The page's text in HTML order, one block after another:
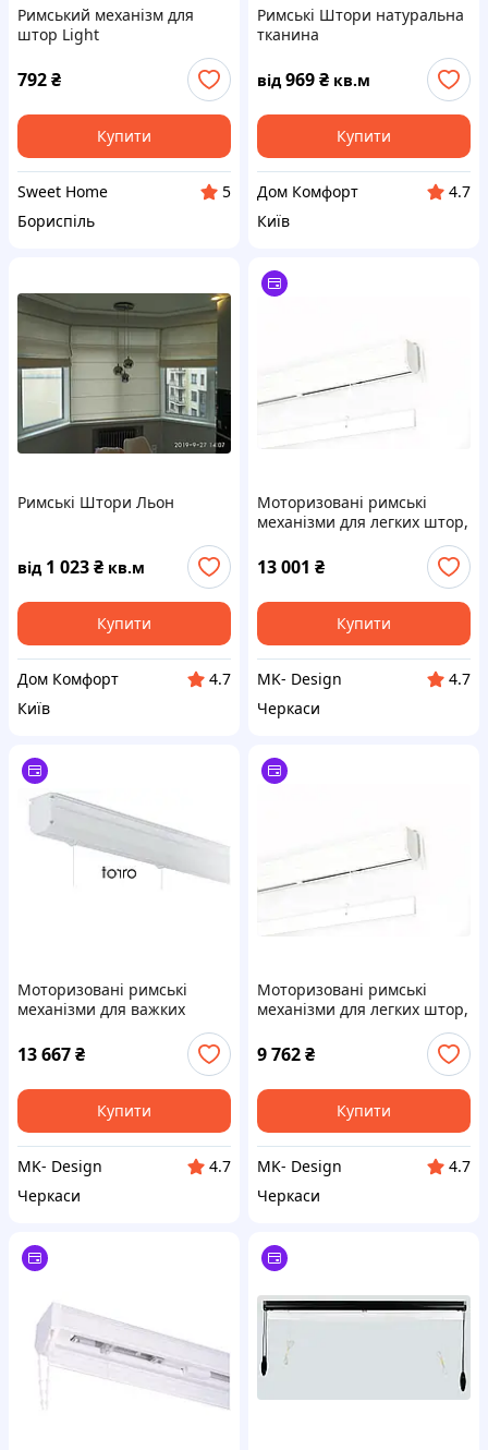
Римський механізм для
штор Light
792₴
Купити
Sweet Home
5
Бориспіль
Римські Штори натуральна
тканина
від 969₴ кв.м
Купити
Дом Комфорт
4.7
Київ
Римські Штори Льон
від 1 023₴ кв.м
Купити
Дом Комфорт
4.7
Київ
Моторизовані римські
механізми для легких штор,
акумуляторний привід, 80
см.
13 001 ₴
Купити
MK- Design
4.7
Черкаси
Моторизовані римські
механізми для важких
13 667₴
Купити
MK- Design
4.7
Черкаси
Моторизовані римські
механізми для легких штор,
9 762₴
Купити
MK- Design
4.7
Черкаси